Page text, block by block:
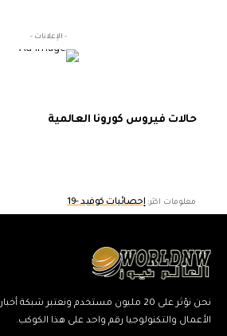
- الإعلانات -
حالات فيروس كورونا العالمية
معلومات اكثر:إحصائيات كوفيد -19
نحن نؤثر على 20 مليون مستخدم ونعتبر شبكة أخبار
الأعمال والتكنولوجيا رقم واحد على هذا الكوكب.